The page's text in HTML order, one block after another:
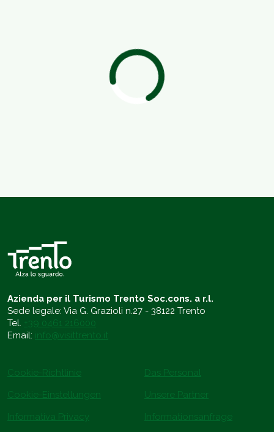
Azienda per il Turismo Trento Soc.cons. a r.l.
Sede legale: Via G. Grazioli n.27 - 38122 Trento
Tel. +39 0461 216000
Email: info@visittrento.it
Cookie-Richtlinie
Cookie-Einstellungen
Informativa Privacy
Das Personal
Unsere Partner
Informationsanfrage